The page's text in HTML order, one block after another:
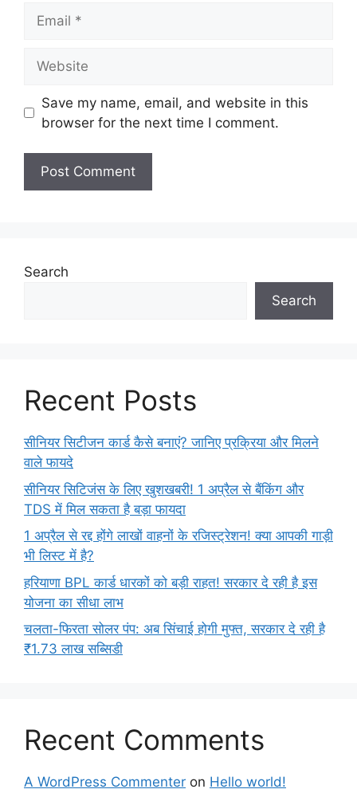
Save my name, email, and website in this
browser for the next time I comment.
Search
Search
Recent Posts
सीनियर सिटीजन कार्ड कैसे बनाएं? जानिए प्रक्रिया और मिलने
वाले फायदे
सीनियर सिटिजंस के लिए खुशखबरी! 1 अप्रैल से बैंकिंग और
TDS में मिल सकता है बड़ा फायदा
1 अप्रैल से रद्द होंगे लाखों वाहनों के रजिस्ट्रेशन! क्या आपकी गाड़ी
भी लिस्ट में है?
हरियाणा BPL कार्ड धारकों को बड़ी राहत! सरकार दे रही है इस
योजना का सीधा लाभ
चलता-फिरता सोलर पंप: अब सिंचाई होगी मुफ्त, सरकार दे रही है
₹1.73 लाख सब्सिडी
Recent Comments
A WordPress Commenter on Hello world!